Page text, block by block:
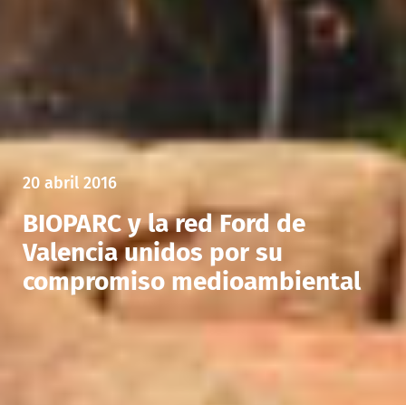
20 abril 2016
BIOPARC y la red Ford de
Valencia unidos por su
compromiso medioambiental